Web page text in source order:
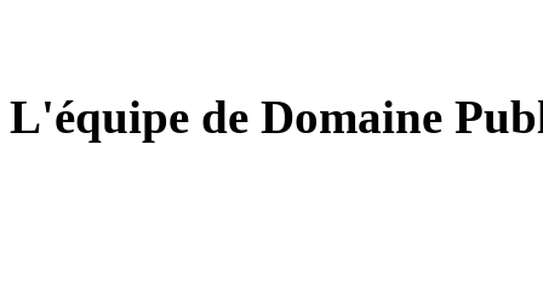
L'équipe de Domaine